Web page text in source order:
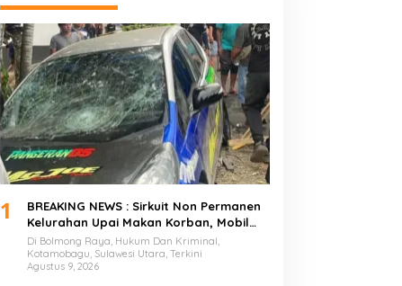
1
BREAKING NEWS : Sirkuit Non Permanen
Kelurahan Upai Makan Korban, Mobil
Peserta Hilang Kendali Tabrak
Penonton
Di Bolmong Raya, Hukum Dan Kriminal,
Kotamobagu, Sulawesi Utara, Terkini
Agustus 9, 2026